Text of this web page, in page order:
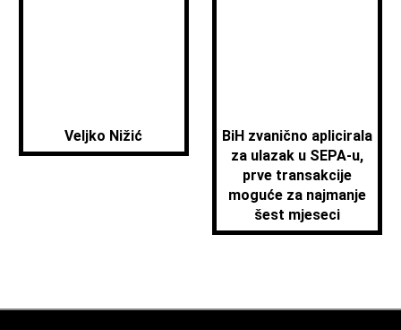
Veljko Nižić
BiH zvanično aplicirala
za ulazak u SEPA-u,
prve transakcije
moguće za najmanje
šest mjeseci